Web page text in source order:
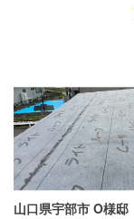
山口県宇部市 O様邸